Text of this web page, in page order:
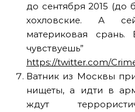
до сентября 2015 (до
хохловские. А
материковая
чувствуешь”
https://twitter.com/
Ватник из Москвы
нищеты, а идти в
ждут